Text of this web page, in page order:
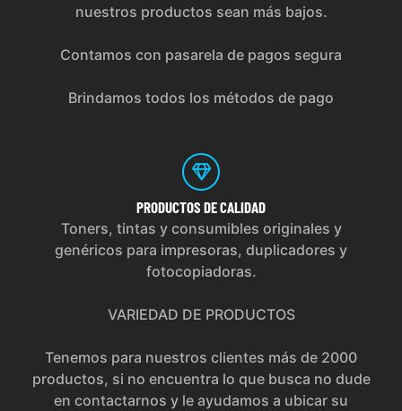
nuestros productos sean más bajos.
Contamos con pasarela de pagos segura
Brindamos todos los métodos de pago
PRODUCTOS DE CALIDAD
Toners, tintas y consumibles originales y
genéricos para impresoras, duplicadores y
fotocopiadoras.
VARIEDAD DE PRODUCTOS
Tenemos para nuestros clientes más de 2000
productos, si no encuentra lo que busca no dude
en contactarnos y le ayudamos a ubicar su